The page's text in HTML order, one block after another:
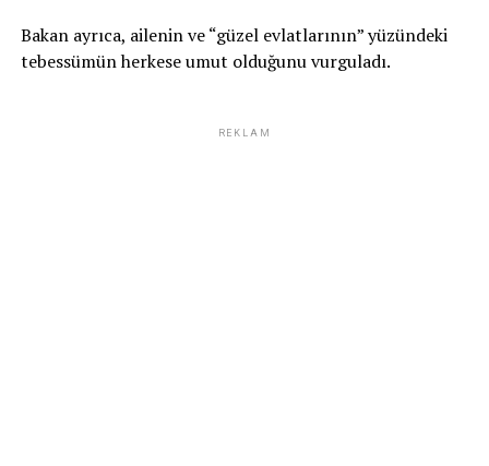
Bakan ayrıca, ailenin ve “güzel evlatlarının” yüzündeki
tebessümün herkese umut olduğunu vurguladı.
REKLAM